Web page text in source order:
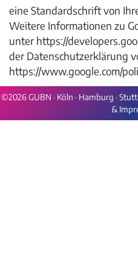
eine Standardschrift von
Weitere Informationen zu
unter https://
der Datenschutzerklärung
https://www.google.com/
©2026 GUBN · Köln · Hamburg ·
&